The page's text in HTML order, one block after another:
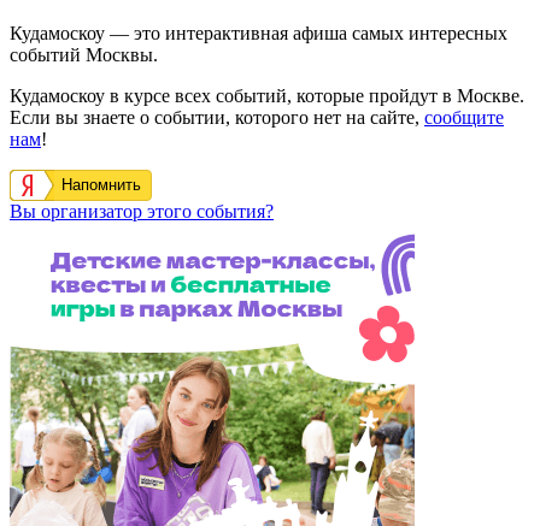
Кудамоскоу — это интерактивная афиша самых интересных
событий Москвы.
Кудамоскоу в курсе всех событий, которые пройдут в Москве.
Если вы знаете о событии, которого нет на сайте, сообщите
нам!
Напомнить
Вы организатор этого события?